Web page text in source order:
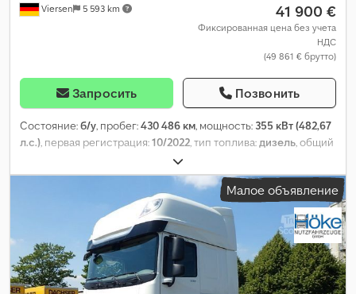
Viersen 5 593 km 41 900 €
Фиксированная цена без учета
НДС
(49 861 € брутто)
Запросить Позвонить
Состояние:б/у, пробег:430 486 км, мощность: 355 кВт (482,67
л.с.), первая регистрация:10/2022, тип топлива:дизель, общий
, конфигурация осей:
(TÜV):07/2026, цвет:белый, Год выпуска:2022, Оборудование:
кондиционер, отопитель стояночный, Малое объявление